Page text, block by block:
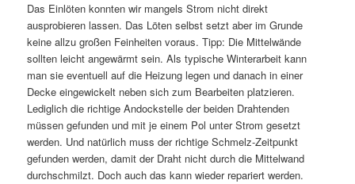
Das Einlöten konnten wir mangels Strom nicht direkt
ausprobieren lassen. Das Löten selbst setzt aber im Grunde
keine allzu großen Feinheiten voraus. Tipp: Die Mittelwände
sollten leicht angewärmt sein. Als typische Winterarbeit kann
man sie eventuell auf die Heizung legen und danach in einer
Decke eingewickelt neben sich zum Bearbeiten platzieren.
Lediglich die richtige Andockstelle der beiden Drahtenden
müssen gefunden und mit je einem Pol unter Strom gesetzt
werden. Und natürlich muss der richtige Schmelz-Zeitpunkt
gefunden werden, damit der Draht nicht durch die Mittelwand
durchschmilzt. Doch auch das kann wieder repariert werden.